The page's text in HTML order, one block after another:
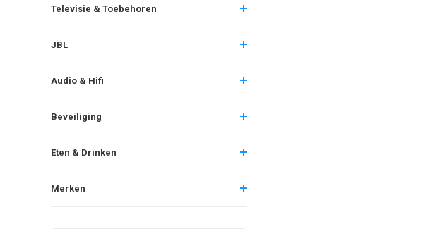
Televisie & Toebehoren
JBL
Audio & Hifi
Beveiliging
Eten & Drinken
Merken